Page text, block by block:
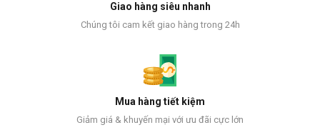
Giao hàng siêu nhanh
Chúng tôi cam kết giao hàng trong 24h
Mua hàng tiết kiệm
Giảm giá & khuyến mại với ưu đãi cực lớn